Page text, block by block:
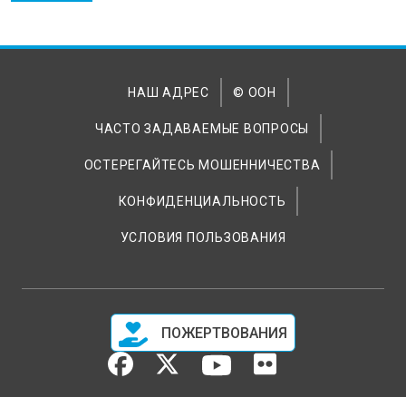
НАШ АДРЕС © ООН
ЧАСТО ЗАДАВАЕМЫЕ ВОПРОСЫ
ОСТЕРЕГАЙТЕСЬ МОШЕННИЧЕСТВА
КОНФИДЕНЦИАЛЬНОСТЬ
УСЛОВИЯ ПОЛЬЗОВАНИЯ
ПОЖЕРТВОВАНИЯ